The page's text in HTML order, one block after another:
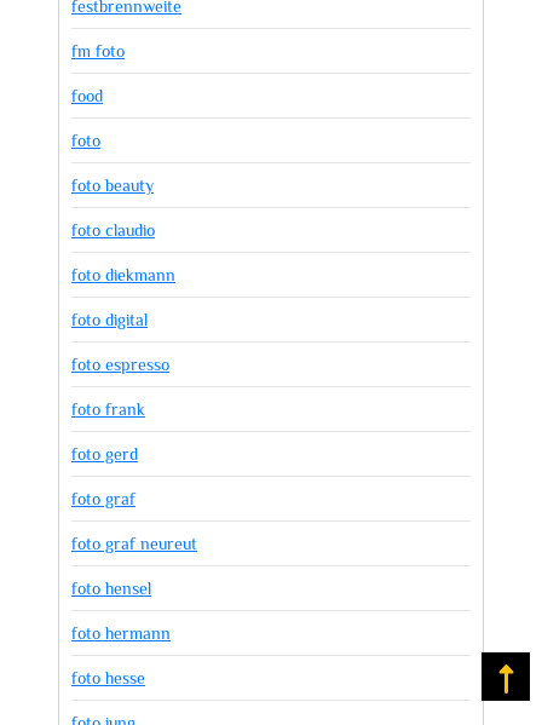
festbrennweite
fm foto
food
foto
foto beauty
foto claudio
foto diekmann
foto digital
foto espresso
foto frank
foto gerd
foto graf
foto graf neureut
foto hensel
foto hermann
foto hesse